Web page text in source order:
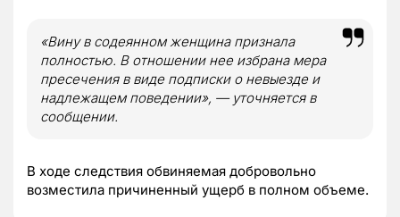
«Вину в содеянном женщина признала
полностью. В отношении нее избрана мера
пресечения в виде подписки о невыезде и
надлежащем поведении», — уточняется в
сообщении.
В ходе следствия обвиняемая добровольно
возместила причиненный ущерб в полном объеме.